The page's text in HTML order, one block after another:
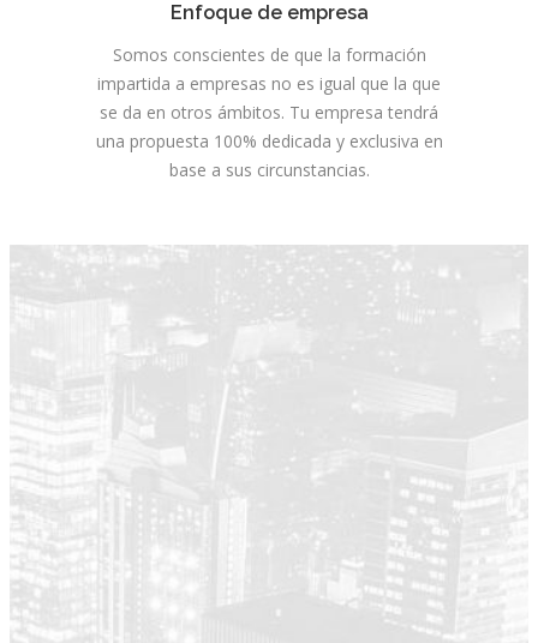
Enfoque de empresa
Somos conscientes de que la formación
impartida a empresas no es igual que la que
se da en otros ámbitos. Tu empresa tendrá
una propuesta 100% dedicada y exclusiva en
base a sus circunstancias.